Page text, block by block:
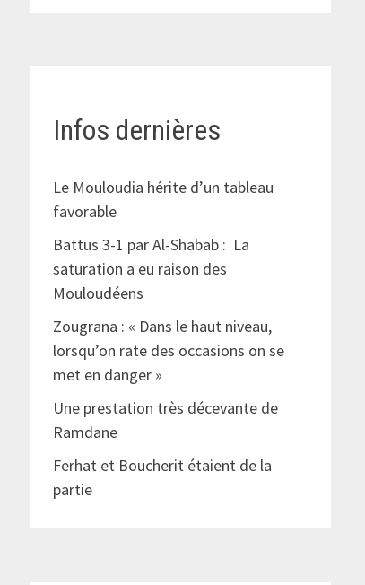
Infos dernières
Le Mouloudia hérite d’un tableau
favorable
Battus 3-1 par Al-Shabab : La
saturation a eu raison des
Mouloudéens
Zougrana : « Dans le haut niveau,
lorsqu’on rate des occasions on se
met en danger »
Une prestation très décevante de
Ramdane
Ferhat et Boucherit étaient de la
partie